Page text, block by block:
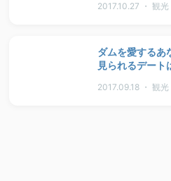
2017.10.27 ・ 観光
ダムを愛するあ
見られるデート
2017.09.18 ・ 観光